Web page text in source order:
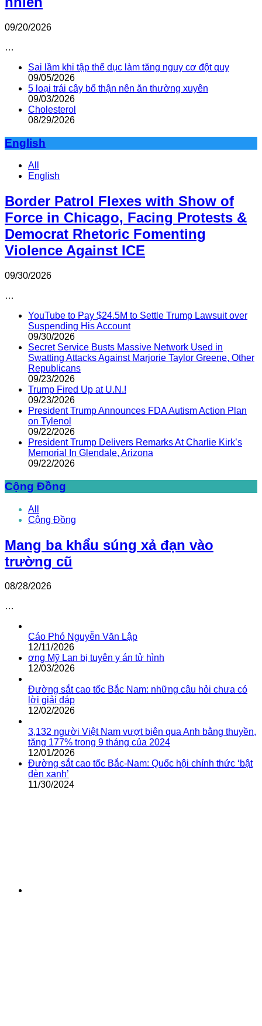
09/20/2026
…
Sai lầm khi tập thể dục làm tăng nguy cơ đột quỵ
09/05/2026
5 loại trái cây bổ thận nên ăn thường xuyên
09/03/2026
Cholesterol
08/29/2026
English
All
English
Border Patrol Flexes with Show of
Force in Chicago, Facing Protests &
Democrat Rhetoric Fomenting
Violence Against ICE
09/30/2026
…
YouTube to Pay $24.5M to Settle Trump Lawsuit over
Suspending His Account
09/30/2026
Secret Service Busts Massive Network Used in
Swatting Attacks Against Marjorie Taylor Greene, Other
Republicans
09/23/2026
Trump Fired Up at U.N.!
09/23/2026
President Trump Announces FDA Autism Action Plan
on Tylenol
09/22/2026
President Trump Delivers Remarks At Charlie Kirk’s
Memorial In Glendale, Arizona
09/22/2026
Cộng Đồng
All
Cộng Đồng
Mang ba khẩu súng xả đạn vào
trường cũ
08/28/2026
…
Cáo Phó Nguyễn Văn Lập
12/11/2026
ơng Mỹ Lan bị tuyên y án tử hình
12/03/2026
Đường sắt cao tốc Bắc Nam: những câu hỏi chưa có
lời giải đáp
12/02/2026
3,132 người Việt Nam vượt biên qua Anh bằng thuyền,
tăng 177% trong 9 tháng của 2024
12/01/2026
Đường sắt cao tốc Bắc-Nam: Quốc hội chính thức ‘bật
đèn xanh’
11/30/2024